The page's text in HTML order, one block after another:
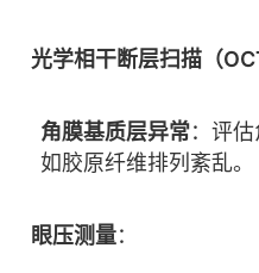
光学相干断层扫描（
角膜基质层异常：评估
如胶原纤维排列紊乱。
眼压测量：